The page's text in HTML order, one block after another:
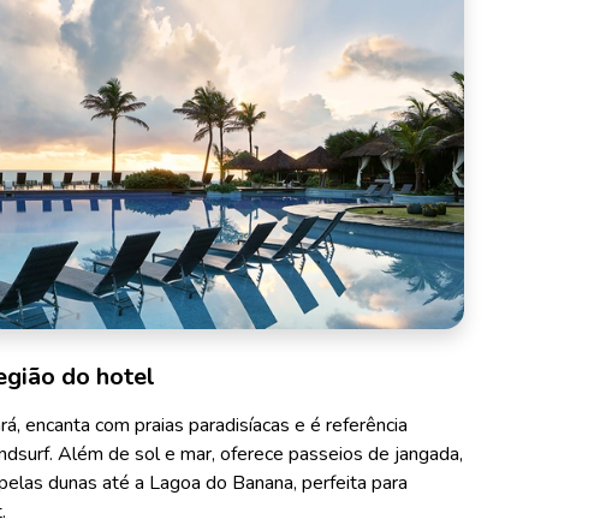
do hotel
encanta com praias paradisíacas e é referência
Além de sol e mar, oferece passeios de jangada,
dunas até a Lagoa do Banana, perfeita para